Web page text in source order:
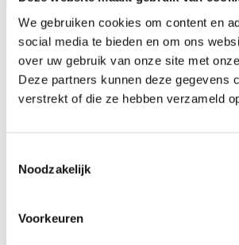
We gebruiken cookies om content en
social media te bieden en om ons
over uw gebruik van onze site met
Deze partners kunnen deze gegevens
verstrekt of die ze hebben verzameld
Noodzakelijk
Voorkeuren
Home Assortiment Kleurstalen Over ons